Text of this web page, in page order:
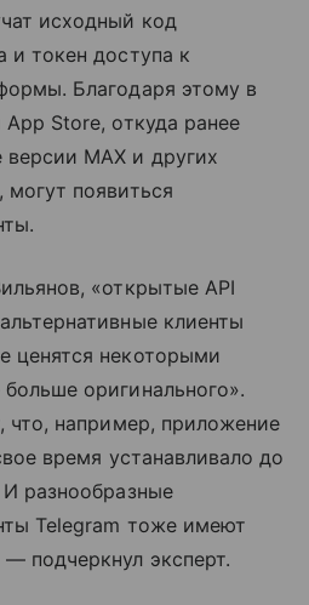
исходный код
и токен доступа к
Благодаря этому в
Store, откуда ранее
MAX и других
появиться
«открытые API
клиенты
ценятся некоторыми
оригинального».
что, например, приложение
время устанавливало до
разнообразные
Telegram тоже имеют
подчеркнул эксперт.